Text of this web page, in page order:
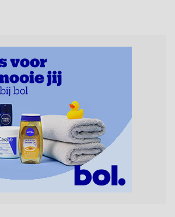
mannen of
kunt. De vermelde kappers
knippen, föhnen en kleuren,
extensions, balyage, invlechten,
een keratinebehandeling, een
make-up & visagie,
het trimmen van
U kunt de zoekresultaten
van de specialisatie filter en u